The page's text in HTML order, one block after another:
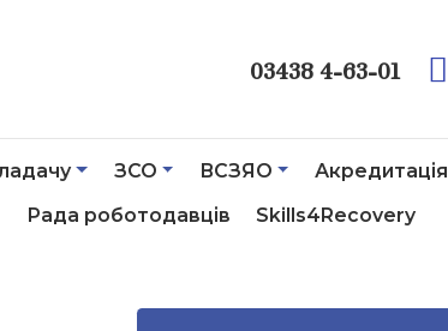
03438 4-63-01
ЗСО ВСЗЯО
Акредитація
Рада роботодавців
Skills4Recovery